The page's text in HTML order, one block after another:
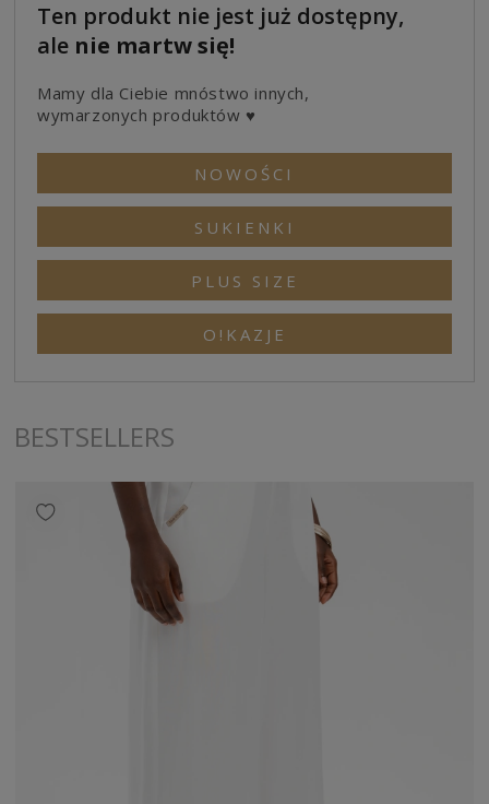
Ten produkt nie jest już dostępny,
ale nie martw się!
Mamy dla Ciebie mnóstwo innych,
wymarzonych produktów ♥
NOWOŚCI
SUKIENKI
PLUS SIZE
O!KAZJE
BESTSELLERS